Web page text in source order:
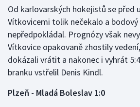
Od karlovarských hokejistů se před
Vítkovicemi tolik nečekalo a bodový
nepředpokládal. Prognózy však
Vítkovice opakovaně zhostily
dokázali vrátit a nakonec i vyhrát
branku vstřelil Denis Kindl.
Plzeň - Mladá Boleslav 1:0